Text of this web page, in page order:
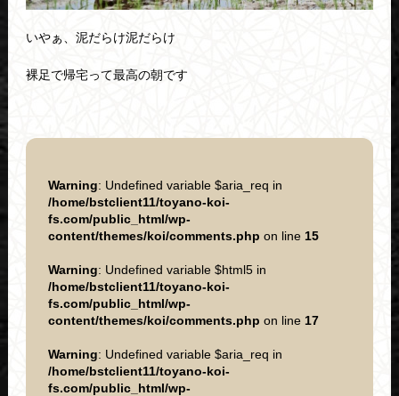
いやぁ、泥だらけ泥だらけ
裸足で帰宅って最高の朝です
Warning: Undefined variable $aria_req in
/home/bstclient11/toyano-koi-
fs.com/public_html/wp-
content/themes/koi/comments.php on line 15
Warning: Undefined variable $html5 in
/home/bstclient11/toyano-koi-
fs.com/public_html/wp-
content/themes/koi/comments.php on line 17
Warning: Undefined variable $aria_req in
/home/bstclient11/toyano-koi-
fs.com/public_html/wp-